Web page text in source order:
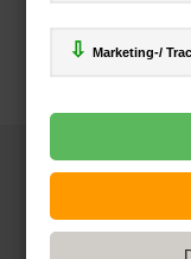
Marketing-/
Deutsche-
www.deutsche-
Powered by Inooga